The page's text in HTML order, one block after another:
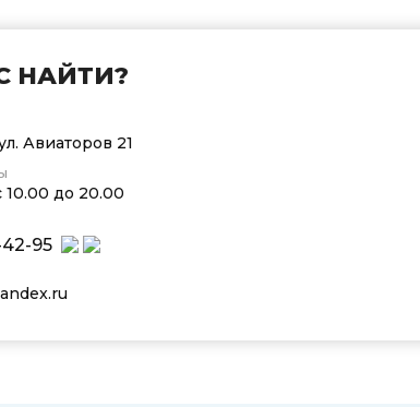
НАЙТИ?
Авиаторов 21
до 20.00
42-95